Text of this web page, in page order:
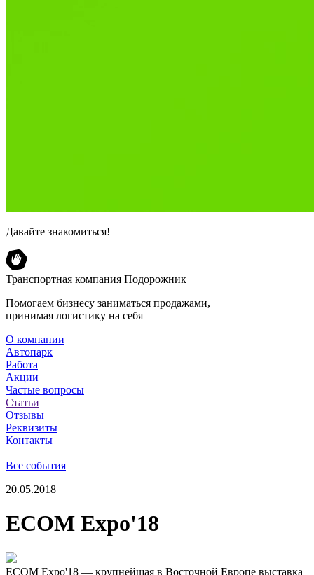
Давайте знакомиться!
Транспортная компания Подорожник
Помогаем бизнесу заниматься продажами,
принимая логистику на себя
О компании
Автопарк
Работа
Акции
Частые вопросы
Статьи
Отзывы
Реквизиты
Контакты
Все события
20.05.2018
ECOM Expo'18
ECOM Expo'18 — крупнейшая в Восточной Европе выставка